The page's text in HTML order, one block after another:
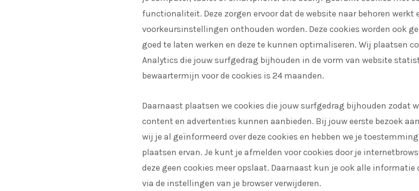
functionaliteit. Deze zorgen ervoor dat de website naar behoren werkt
voorkeursinstellingen onthouden worden. Deze cookies worden ook
goed te laten werken en deze te kunnen optimaliseren. Wij plaatsen
Analytics die jouw surfgedrag bijhouden in de vorm van website
bewaartermijn voor de cookies is 24 maanden.
Daarnaast plaatsen we cookies die jouw surfgedrag bijhouden zodat
content en advertenties kunnen aanbieden. Bij jouw eerste bezoek
wij je al geïnformeerd over deze cookies en hebben we je
plaatsen ervan. Je kunt je afmelden voor cookies door je
deze geen cookies meer opslaat. Daarnaast kun je ook alle informatie
via de instellingen van je browser verwijderen.